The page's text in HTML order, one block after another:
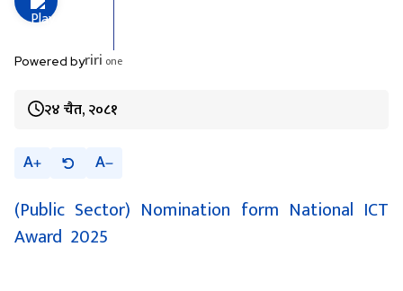
Powered byriri one
२४ चैत, २०८१
A A
(Public Sector) Nomination form National ICT
Award 2025